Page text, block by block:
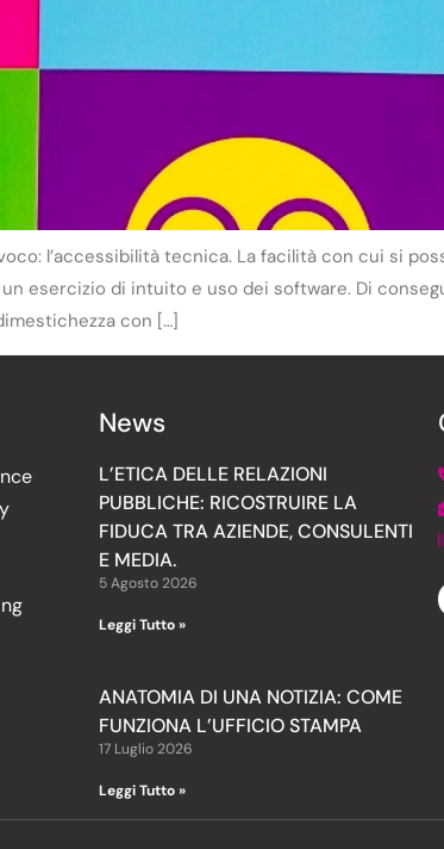
l’accessibilità tecnica. La facilità con cui si
esercizio di intuito e uso dei software. Di
con […]
News
L’ETICA DELLE RELAZIONI
PUBBLICHE: RICOSTRUIRE LA
FIDUCA TRA AZIENDE, CONSULENTI
E MEDIA.
5 Agosto 2026
Leggi Tutto »
ANATOMIA DI UNA NOTIZIA: COME
FUNZIONA L’UFFICIO STAMPA
17 Luglio 2026
Leggi Tutto »